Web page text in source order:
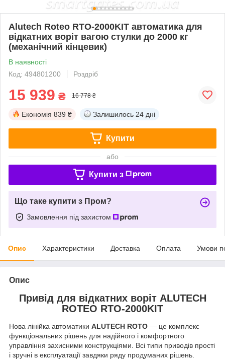
Alutech Roteo RTO-2000KIT автоматика для
відкатних воріт вагою стулки до 2000 кг
(механічний кінцевик)
В наявності
Код: 494801200
Роздріб
15 939 ₴ 16 778 ₴
Економія 839 ₴ Залишилось 24 дні
Купити
або
Купити з
Що таке купити з Пром?
Замовлення під захистом
Опис Характеристики Доставка Оплата Умови
Опис
Привід для відкатних воріт ALUTECH
ROTEO RTO-2000KIT
Нова лінійка автоматики ALUTECH ROTO — це комплекс
функціональних рішень для надійного і комфортного
управління захисними конструкціями. Всі типи приводів прості
і зручні в експлуатації завдяки ряду продуманих рішень.